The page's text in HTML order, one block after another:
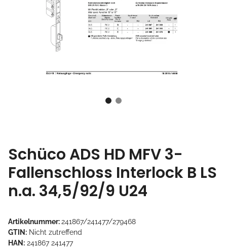
Schüco ADS HD MFV 3-
Fallenschloss Interlock B LS
n.a. 34,5/92/9 U24
Artikelnummer:241867/241477/279468
GTIN: Nicht zutreffend
HAN: 241867 241477